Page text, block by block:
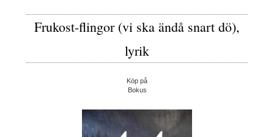
Frukost-flingor (vi ska ändå snart dö),
lyrik
Köp på
Bokus